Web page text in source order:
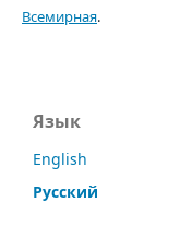
Всемирная.
Язык
English
Русский